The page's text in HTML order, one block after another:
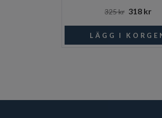
325 kr 318 kr